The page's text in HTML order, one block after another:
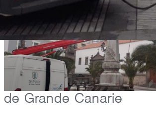
Projet
Maintenance du
et des monuments
de Grande Canarie
Pays:Espagne